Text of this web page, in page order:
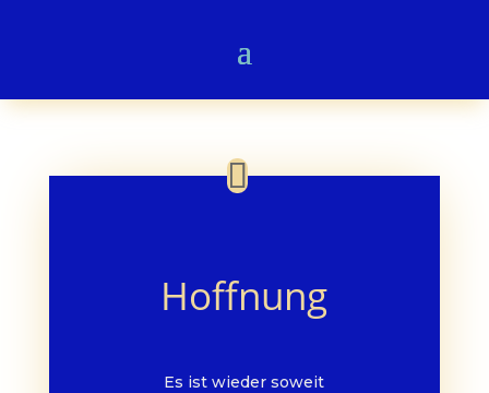
Hoffnung
Es ist wieder soweit